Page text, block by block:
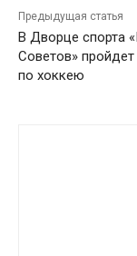
Предыдущая статья
В Дворце спорта
Советов» пройдет
по хоккею